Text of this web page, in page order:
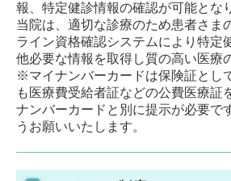
報、特定健診情報の確認が可能とな
当院は、適切な診療のため患者さま
ライン資格確認システムにより特定
他必要な情報を取得し質の高い医療
※マイナンバーカードは保険証とし
も医療費受給者証などの公費医療証
ナンバーカードと別に提示が必要で
うお願いいたします。